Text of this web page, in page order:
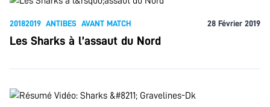
20182019 ANTIBES AVANT MATCH 28 Février 2019
Les Sharks à l’assaut du Nord